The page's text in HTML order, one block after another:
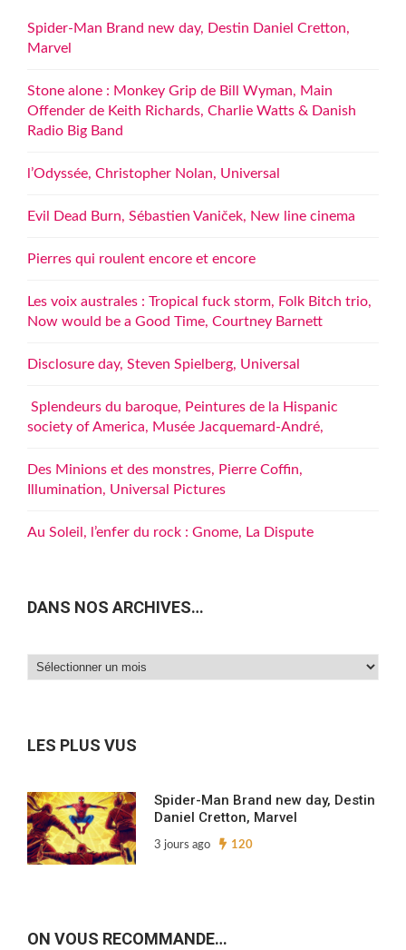
Spider-Man Brand new day, Destin Daniel Cretton,
Marvel
Stone alone : Monkey Grip de Bill Wyman, Main
Offender de Keith Richards, Charlie Watts & Danish
Radio Big Band
l’Odyssée, Christopher Nolan, Universal
Evil Dead Burn, Sébastien Vaniček, New line cinema
Pierres qui roulent encore et encore
Les voix australes : Tropical fuck storm, Folk Bitch trio,
Now would be a Good Time, Courtney Barnett
Disclosure day, Steven Spielberg, Universal
Splendeurs du baroque, Peintures de la Hispanic
society of America, Musée Jacquemard-André,
Des Minions et des monstres, Pierre Coffin,
Illumination, Universal Pictures
Au Soleil, l’enfer du rock : Gnome, La Dispute
DANS NOS ARCHIVES…
Dans
LES PLUS VUS
Spider-Man Brand new day, Destin
Daniel Cretton, Marvel
3 jours ago 120
ON VOUS RECOMMANDE…